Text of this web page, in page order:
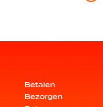
Betalen
Bezorgen